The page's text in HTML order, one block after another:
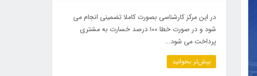
در این مرکز کارشناسی بصورت کاملا تضمینی انجام می
شود و در صورت خطا ۱۰۰ درصد خسارت به مشتری
پرداخت می شود...
بیش‌تر بخوانید